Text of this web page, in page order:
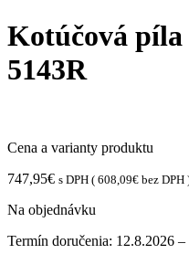
Kotúčová
5143R
Cena a varianty produktu
747,95€ s DPH ( 608,09€ bez DPH
Na objednávku
Termín doručenia: 12.8.2026